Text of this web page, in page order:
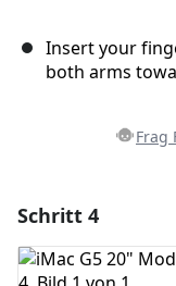
Insert your
both arms
Frag
Kommentar
Schritt 4